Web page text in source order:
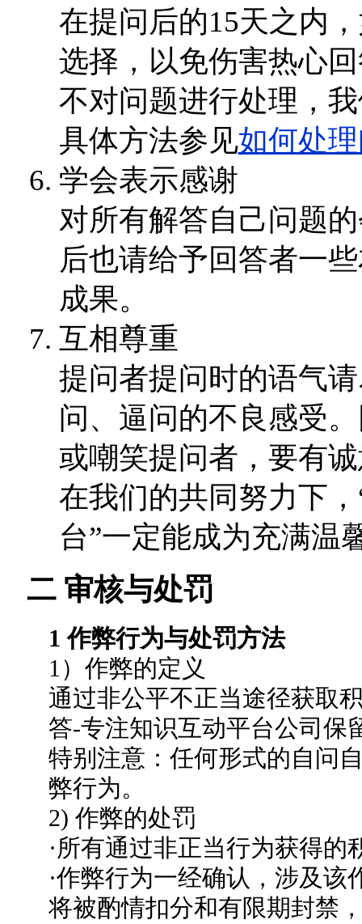
在提问后的15天之内
选择，以免伤害热心
不对问题进行处理，
具体方法参见如何处
学会表示感谢
对所有解答自己问题
后也请给予回答者一
成果。
互相尊重
提问者提问时的语气
问、逼问的不良感受
或嘲笑提问者，要有
在我们的共同努力下
台”一定能成为充满温
二 审核与处罚
1 作弊行为与处罚方法
1）作弊的定义
通过非公平不正当途径获取
答-专注知识互动平台公司保
特别注意：任何形式的自问
弊行为。
2) 作弊的处罚
·所有通过非正当行为获得的
·作弊行为一经确认，涉及
将被酌情扣分和有限期封禁